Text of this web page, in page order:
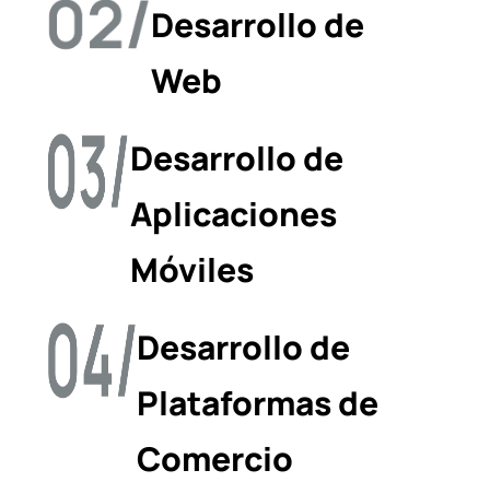
Desarrollo de
Web
Desarrollo de
Aplicaciones
Móviles
Desarrollo de
Plataformas de
Comercio